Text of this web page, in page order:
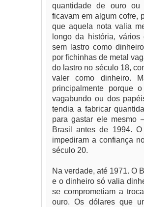
quantidade de ouro ou
ficavam em algum cofre,
que aquela nota valia
longo da história, vários
sem lastro como
por fichinhas de metal
do lastro no século 18,
valer como dinheiro.
principalmente porque
vagabundo ou dos
tendia a fabricar
para gastar ele mesmo
Brasil antes de 1994.
impediram a confiança
século 20.
Na verdade, até 1971. O
e o dinheiro só valia
se comprometiam a
ouro. Os dólares que